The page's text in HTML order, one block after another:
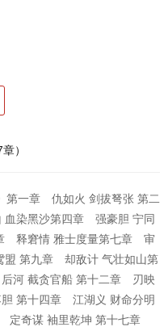
章）
一章 仇如火 剑拔弩张 第二
染黑沙第四章 强豪胆 宁同
释窘情 雅士度量第七章 审
盟 第九章 却敌计 气壮如山第
河 截贪官船 第十二章 刃映
第十四章 江湖义 财命分明
定奇谋 袖里乾坤 第十七章